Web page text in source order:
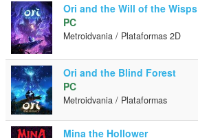
Ori and the Will of the Wisps
PC
Metroidvania / Plataformas 2D
Ori and the Blind Forest
PC
Metroidvania / Plataformas
Mina the Hollower